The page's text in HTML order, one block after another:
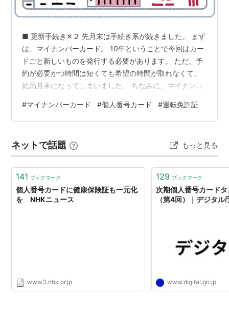
■ 更新手続き✕２ 先月末は手続き系が続きました。 まず
は、マイナンバーカード。 10年ということで今回はカー
ドごと新しいものを発行する必要があります。 ただ、予
約が必要かつ時間は短くても希望の時間が取れなくて、
結局月末になってしまいました。 ちなみに、マイナンバ
になったとかで、「個人番号カード」というのが正式名
称のようですね。 市役所には選挙の投票くらいしか行く
すね。 下手をすると、選挙以外では、前回のマイナンバ
ーカードの更新の時くらいまで行っていないかもしれま
せん。 あとは運転免許証。 もう…
#マイナンバーカード #個人番号カード #運転免許証
ネットで話題 もっと見る
141 ブックマーク
個人番号カードに健康保険証も一元化
を NHKニュース
www3.nhk.or.jp
129 ブックマーク
次期個人番号カード
（第4回）｜デジタル
www.digital.go.jp